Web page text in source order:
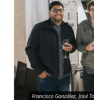
Francisco González, José